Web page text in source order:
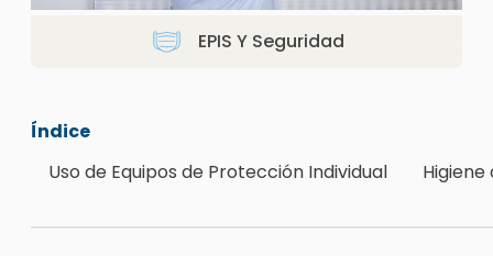
EPIS Y Seguridad
Índice
Uso de Equipos de Protección Individual